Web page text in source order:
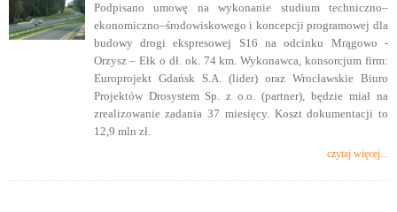
Podpisano umowę na wykonanie studium techniczno–
ekonomiczno–środowiskowego i koncepcji programowej dla
budowy drogi ekspresowej S16 na odcinku Mrągowo -
Orzysz – Ełk o dł. ok. 74 km. Wykonawca, konsorcjum firm:
Europrojekt Gdańsk S.A. (lider) oraz Wrocławskie Biuro
Projektów Drosystem Sp. z o.o. (partner), będzie miał na
zrealizowanie zadania 37 miesięcy. Koszt dokumentacji to
12,9 mln zł.
czytaj więcej...